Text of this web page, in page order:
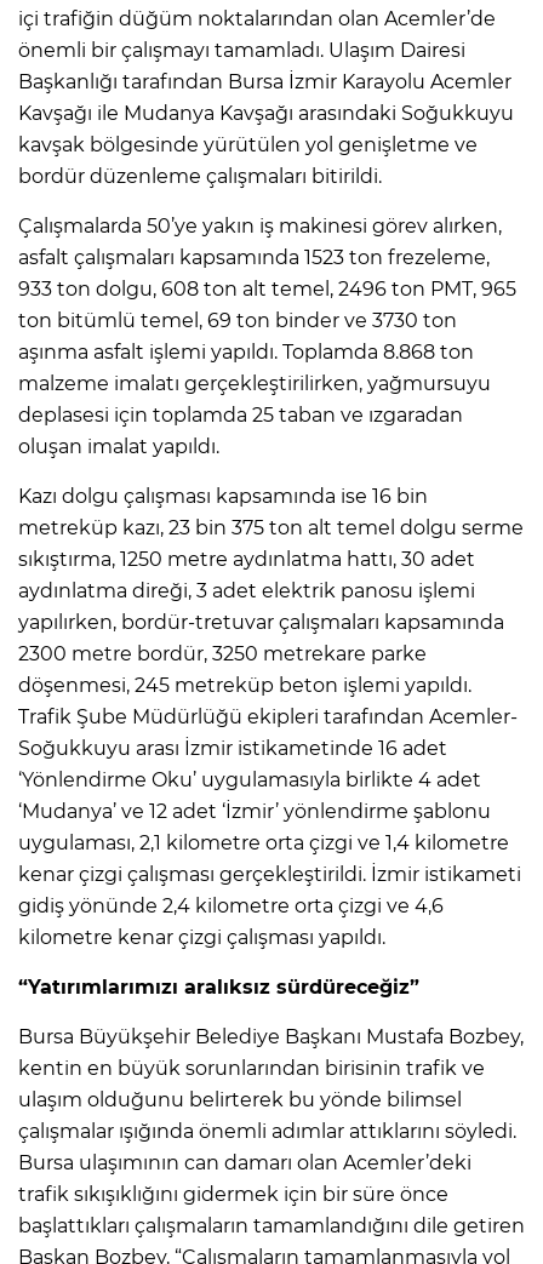
içi trafiğin düğüm noktalarından olan Acemler’de
önemli bir çalışmayı tamamladı. Ulaşım Dairesi
Başkanlığı tarafından Bursa İzmir Karayolu Acemler
Kavşağı ile Mudanya Kavşağı arasındaki Soğukkuyu
kavşak bölgesinde yürütülen yol genişletme ve
bordür düzenleme çalışmaları bitirildi.
Çalışmalarda 50’ye yakın iş makinesi görev alırken,
asfalt çalışmaları kapsamında 1523 ton frezeleme,
933 ton dolgu, 608 ton alt temel, 2496 ton PMT, 965
ton bitümlü temel, 69 ton binder ve 3730 ton
aşınma asfalt işlemi yapıldı. Toplamda 8.868 ton
malzeme imalatı gerçekleştirilirken, yağmursuyu
deplasesi için toplamda 25 taban ve ızgaradan
oluşan imalat yapıldı.
Kazı dolgu çalışması kapsamında ise 16 bin
metreküp kazı, 23 bin 375 ton alt temel dolgu serme
sıkıştırma, 1250 metre aydınlatma hattı, 30 adet
aydınlatma direği, 3 adet elektrik panosu işlemi
yapılırken, bordür-tretuvar çalışmaları kapsamında
2300 metre bordür, 3250 metrekare parke
döşenmesi, 245 metreküp beton işlemi yapıldı.
Trafik Şube Müdürlüğü ekipleri tarafından Acemler-
Soğukkuyu arası İzmir istikametinde 16 adet
‘Yönlendirme Oku’ uygulamasıyla birlikte 4 adet
‘Mudanya’ ve 12 adet ‘İzmir’ yönlendirme şablonu
uygulaması, 2,1 kilometre orta çizgi ve 1,4 kilometre
kenar çizgi çalışması gerçekleştirildi. İzmir istikameti
gidiş yönünde 2,4 kilometre orta çizgi ve 4,6
kilometre kenar çizgi çalışması yapıldı.
“Yatırımlarımızı aralıksız sürdüreceğiz”
Bursa Büyükşehir Belediye Başkanı Mustafa Bozbey,
kentin en büyük sorunlarından birisinin trafik ve
ulaşım olduğunu belirterek bu yönde bilimsel
çalışmalar ışığında önemli adımlar attıklarını söyledi.
Bursa ulaşımının can damarı olan Acemler’deki
trafik sıkışıklığını gidermek için bir süre önce
başlattıkları çalışmaların tamamlandığını dile getiren
Başkan Bozbey, “Çalışmaların tamamlanmasıyla yol